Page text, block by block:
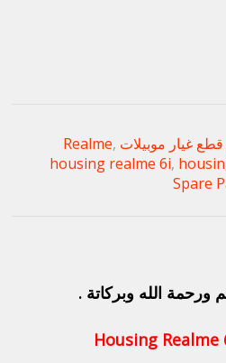
قطع غيار موبيلات Realme ,
housing realme 6i,
Spare
ورحمة الله وبركاتة .
Housing Realme